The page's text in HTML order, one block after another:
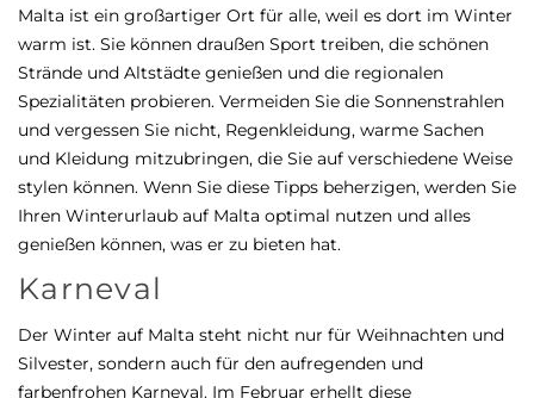
Malta ist ein großartiger Ort für alle, weil es dort im Winter
warm ist. Sie können draußen Sport treiben, die schönen
Strände und Altstädte genießen und die regionalen
Spezialitäten probieren. Vermeiden Sie die Sonnenstrahlen
und vergessen Sie nicht, Regenkleidung, warme Sachen
und Kleidung mitzubringen, die Sie auf verschiedene Weise
stylen können. Wenn Sie diese Tipps beherzigen, werden Sie
Ihren Winterurlaub auf Malta optimal nutzen und alles
genießen können, was er zu bieten hat.
Karneval
Der Winter auf Malta steht nicht nur für Weihnachten und
Silvester, sondern auch für den aufregenden und
farbenfrohen Karneval. Im Februar erhellt diese